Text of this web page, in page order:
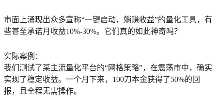
市面上涌现出众多宣称“一键启动，躺赚收益”的量化工具，有
些甚至承诺月收益10%-30%。它们真的如此神奇吗？
实际案例：
我们测试了某主流量化平台的“网格策略”，在震荡市中，确实
实现了稳定收益。一个月下来，100刀本金获得了50%的回
报，且全程无需操作。